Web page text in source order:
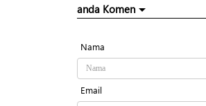
anda Komen
Nama
Email